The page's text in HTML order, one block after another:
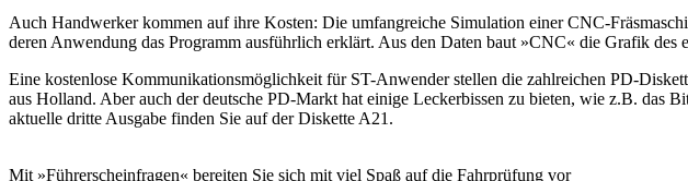
Auch Handwerker kommen auf ihre Kosten: Die umfangreiche Simulation einer CNC-
deren Anwendung das Programm ausführlich erklärt. Aus den Daten baut »CNC« die Grafik des
Eine kostenlose Kommunikationsmöglichkeit für ST-Anwender stellen die zahlreichen PD-
aus Holland. Aber auch der deutsche PD-Markt hat einige Leckerbissen zu bieten, wie z.B.
aktuelle dritte Ausgabe finden Sie auf der Diskette A21.
Mit »Führerscheinfragen« bereiten Sie sich mit viel Spaß auf die Fahrprüfung vor